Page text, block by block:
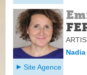
Site Agence